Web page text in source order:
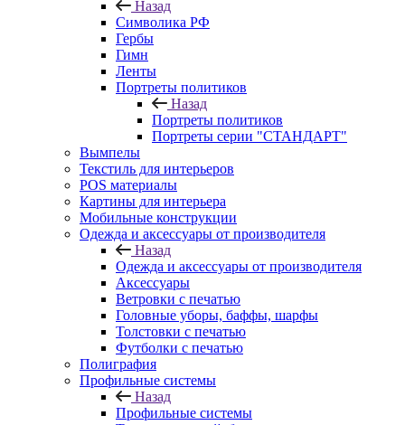
Назад
Символика РФ
Гербы
Гимн
Ленты
Портреты политиков
Назад
Портреты политиков
Портреты серии "СТАНДАРТ"
Вымпелы
Текстиль для интерьеров
POS материалы
Картины для интерьера
Мобильные конструкции
Одежда и аксессуары от производителя
Назад
Одежда и аксессуары от производителя
Аксессуары
Ветровки с печатью
Головные уборы, баффы, шарфы
Толстовки с печатью
Футболки с печатью
Полиграфия
Профильные системы
Назад
Профильные системы